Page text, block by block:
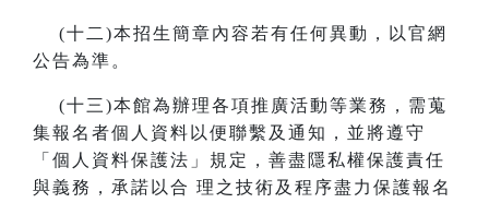
(十二)本招生簡章內容若有任何異動 ，
以官網
公告為準。
(十三)本館為辦理各項推廣活動等業務，需蒐
集報名者個人資料以便聯繫及通知，並將遵守
「個人資料保護法」規定，善盡隱私權保護責任
與義務，承諾以合 理之技術及程序盡力保護報名